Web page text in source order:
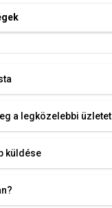
a legközelebbi üzletet
küldése